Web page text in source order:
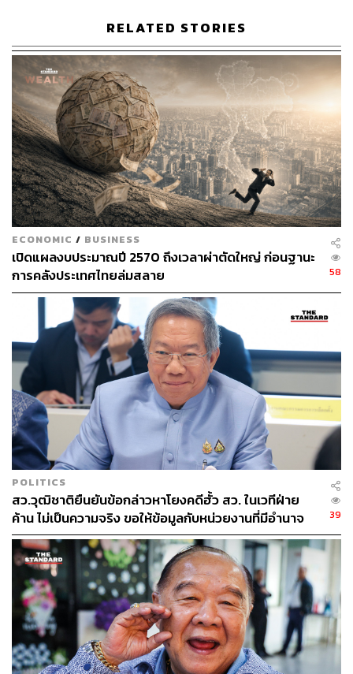
RELATED STORIES
ECONOMIC / BUSINESS
เปิดแผลงบประมาณปี 2570 ถึงเวลาผ่าตัดใหญ่ ก่อนฐานะ
การคลังประเทศไทยล่มสลาย
58
POLITICS
สว.วุฒิชาติยืนยันข้อกล่าวหาโยงคดีฮั้ว สว. ในเวทีฝ่าย
ค้าน ไม่เป็นความจริง ขอให้ข้อมูลกับหน่วยงานที่มีอำนาจ
เท่านั้น
39